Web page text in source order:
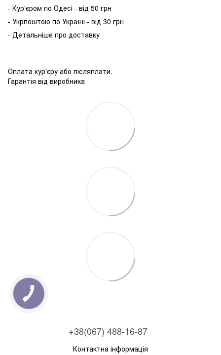
- Кур'єром по Одесі - від 50 грн
- Укрпоштою по Україні - від 30 грн
- Детальніше про доставку
Оплата кур'єру або післяплати.
Гарантія від виробника
+38(067) 488-16-87
Контактна інформація